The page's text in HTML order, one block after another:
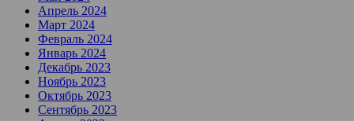
Апрель 2024
Март 2024
Февраль 2024
Январь 2024
Декабрь 2023
Ноябрь 2023
Октябрь 2023
Сентябрь 2023